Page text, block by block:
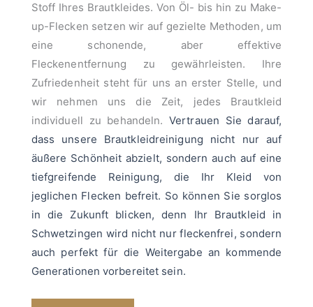
Stoff Ihres Brautkleides. Von Öl- bis hin zu Make-
up-Flecken setzen wir auf gezielte Methoden, um
eine schonende, aber effektive
Fleckenentfernung zu gewährleisten. Ihre
Zufriedenheit steht für uns an erster Stelle, und
wir nehmen uns die Zeit, jedes Brautkleid
individuell zu behandeln.Vertrauen Sie darauf,
dass unsere Brautkleidreinigung nicht nur auf
äußere Schönheit abzielt, sondern auch auf eine
tiefgreifende Reinigung, die Ihr Kleid von
jeglichen Flecken befreit. So können Sie sorglos
in die Zukunft blicken, denn Ihr Brautkleid in
Schwetzingen wird nicht nur fleckenfrei, sondern
auch perfekt für die Weitergabe an kommende
Generationen vorbereitet sein.